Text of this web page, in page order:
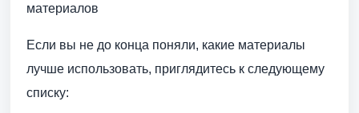
материалов
Если вы не до конца поняли, какие материалы
лучше использовать, приглядитесь к следующему
списку: